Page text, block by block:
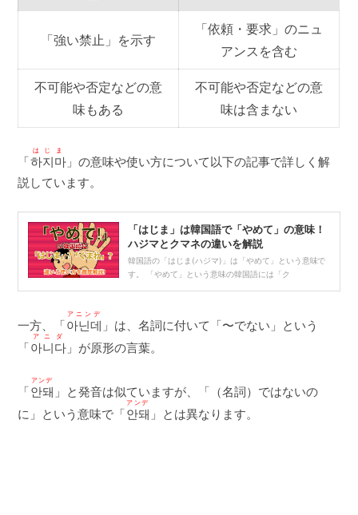
「強い禁止」を示す
「依頼・要求」のニュ
アンスを含む
不可能や否定などの意
味もある
不可能や否定などの意
味は含まない
「하지마
はじま
」の意味や使い方について以下の記事で詳しく解
説しています。
「はじま」は韓国語で「やめて」の意味！
ハジマとクマネの違いを解説
韓国語の「はじま(ハジマ)」は「やめて」という意味で
す。 「やめて」という意味の韓国語には「ク
一方、「아닌데
アニンデ
」は、名詞に付いて「〜でない」という
「아니다
アニダ
」が原形の言葉。
「안돼
アンデ
」と発音は似ていますが、「（名詞）ではないの
に」という意味で「안돼
アンデ
」とは異なります。